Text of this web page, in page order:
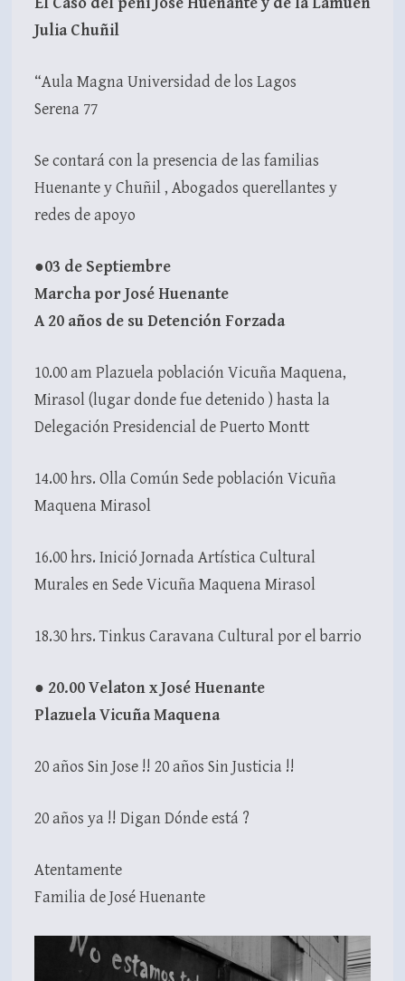
Julia Chuñil
“Aula Magna Universidad de los Lagos
Serena 77
Se contará con la presencia de las familias
Huenante y Chuñil , Abogados querellantes y
redes de apoyo
●03 de Septiembre
Marcha por José Huenante
A 20 años de su Detención Forzada
10.00 am Plazuela población Vicuña Maquena,
Mirasol (lugar donde fue detenido ) hasta la
Delegación Presidencial de Puerto Montt
14.00 hrs. Olla Común Sede población Vicuña
Maquena Mirasol
16.00 hrs. Inició Jornada Artística Cultural
Murales en Sede Vicuña Maquena Mirasol
18.30 hrs. Tinkus Caravana Cultural por el barrio
● 20.00 Velaton x José Huenante
Plazuela Vicuña Maquena
20 años Sin Jose !! 20 años Sin Justicia !!
20 años ya !! Digan Dónde está ?
Atentamente
Familia de José Huenante